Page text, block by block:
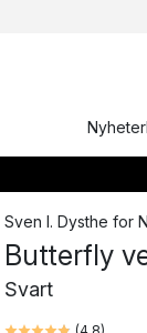
Nyheter
Sven I. Dysthe for
Butterfly
Svart